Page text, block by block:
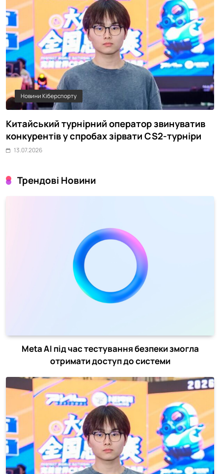
Новини Кіберспорту
Китайський турнірний оператор звинуватив
конкурентів у спробах зірвати CS2-турніри
13.07.2026
Трендові Новини
Meta AI під час тестування безпеки змогла
отримати доступ до системи